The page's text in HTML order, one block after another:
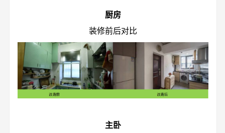
厨房
装修前后对比
主卧